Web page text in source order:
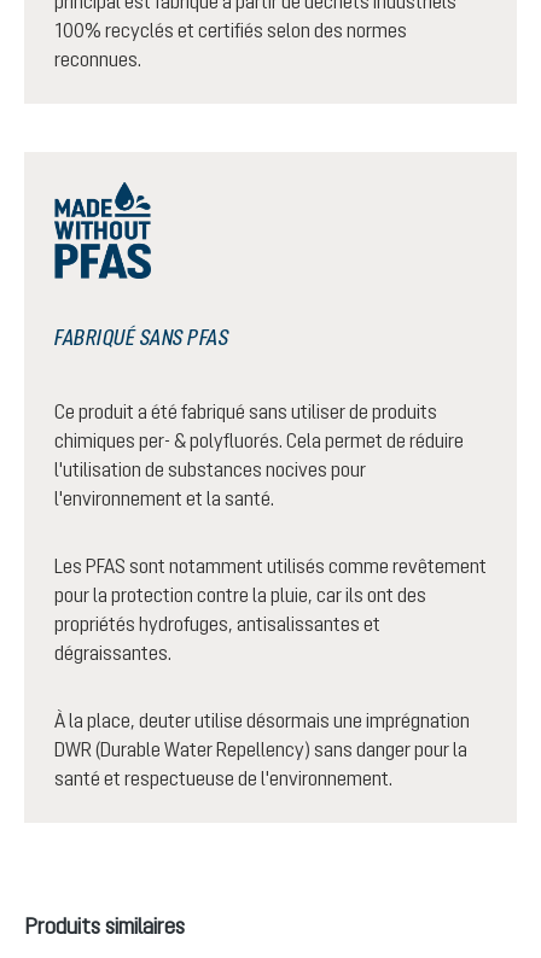
100% recyclés et certifiés selon des normes
reconnues.
FABRIQUÉ SANS PFAS
Ce produit a été fabriqué sans utiliser de produits
chimiques per- & polyfluorés. Cela permet de réduire
l'utilisation de substances nocives pour
l'environnement et la santé.
Les PFAS sont notamment utilisés comme revêtement
pour la protection contre la pluie, car ils ont des
propriétés hydrofuges, antisalissantes et
dégraissantes.
À la place, deuter utilise désormais une imprégnation
DWR (Durable Water Repellency) sans danger pour la
santé et respectueuse de l'environnement.
Ignorer la galerie de produits
Produits similaires